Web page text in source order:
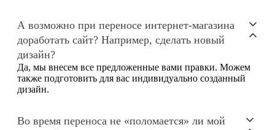
А возможно при переносе интернет-магазина
доработать сайт? Например, сделать новый
дизайн?
Да, мы внесем все предложенные вами правки. Можем
также подготовить для вас индивидуально созданный
дизайн.
Во время переноса не «поломается» ли мой